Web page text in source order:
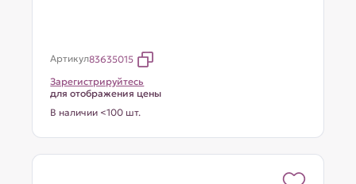
Артикул83635015
Зарегистрируйтесь
для отображения цены
В наличии <100 шт.